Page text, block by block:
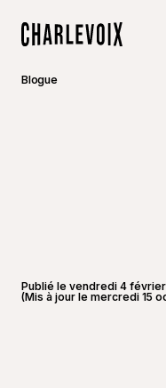
Blogue
Publié le vendredi 4
(Mis à jour le mercredi 15